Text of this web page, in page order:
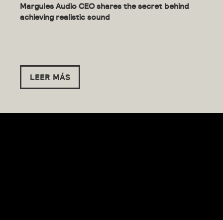
Margules Audio CEO shares the secret behind
achieving realistic sound
LEER MÁS